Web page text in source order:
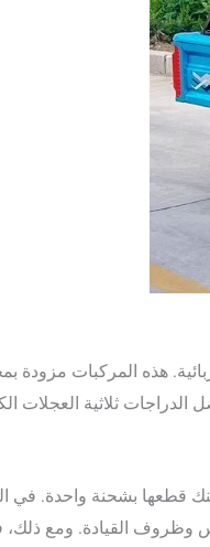
هذه المركبات مزودة
ثلاثية العجلات
قطعها بشحنة واحدة.
حسب الطراز والتضاريس وظروف